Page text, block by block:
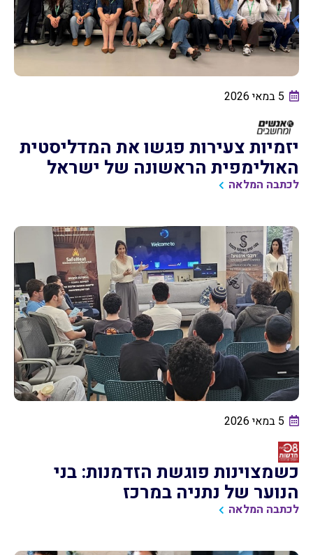
5 במאי 2026
יזמיות צעירות פגשו את המדליסטית
האולימפית הראשונה של ישראל
לכתבה המלאה
5 במאי 2026
כשמצוינות פוגשת הזדמנות: בני
הנוער של נתניה במרכז
לכתבה המלאה